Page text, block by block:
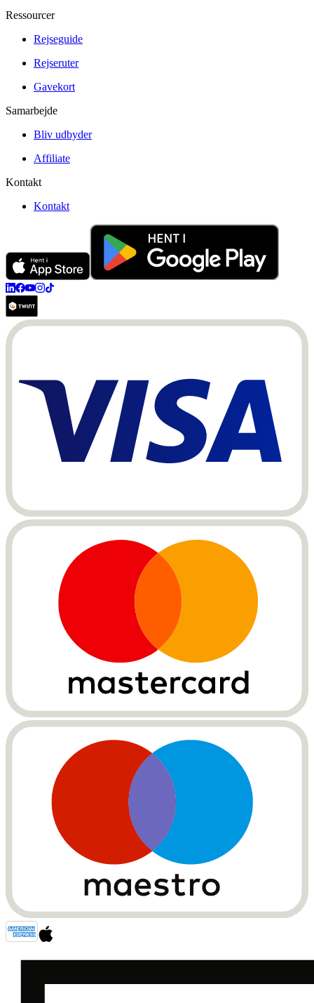
Ressourcer
Rejseguide
Rejseruter
Gavekort
Samarbejde
Bliv udbyder
Affiliate
Kontakt
Kontakt